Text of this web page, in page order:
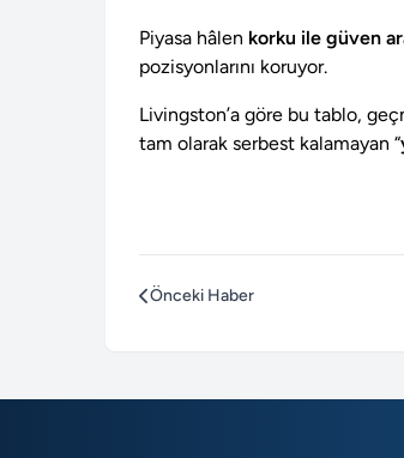
Piyasa hâlen korku ile güven
pozisyonlarını koruyor.
Livingston’a göre bu tablo,
tam olarak serbest kalamayan “
Önceki Haber